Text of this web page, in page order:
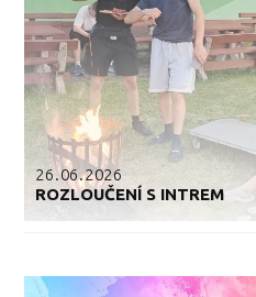
26.06.2026
ROZLOUČENÍ S INTREM